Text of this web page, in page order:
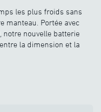
les plus froids sans
manteau. Portée avec
notre nouvelle batterie
la dimension et la